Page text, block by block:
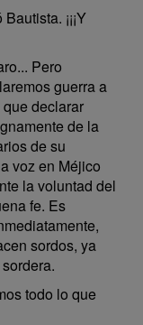
¡¡¡Y
Pero
guerra a
declarar
de la
de su
voz en Méjico
la voluntad del
fe. Es
sordos, ya
todo lo que